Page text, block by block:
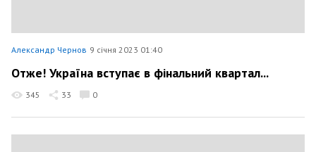
Александр Чернов 9 січня 2023 01:40
Отже! Україна вступає в фінальний квартал...
345 33 0